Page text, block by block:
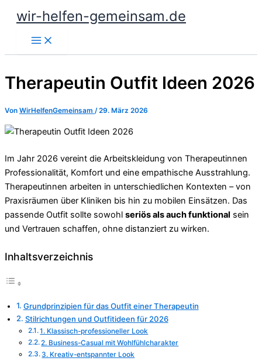
Zum
Inhalt
springen
wir-helfen-gemeinsam.de
Therapeutin Outfit Ideen 2026
Von WirHelfenGemeinsam /29. März 2026
Im Jahr 2026 vereint die Arbeitskleidung von Therapeutinnen
Professionalität, Komfort und eine empathische Ausstrahlung.
Therapeutinnen arbeiten in unterschiedlichen Kontexten – von
Praxisräumen über Kliniken bis hin zu mobilen Einsätzen. Das
passende Outfit sollte sowohl seriös als auch funktional sein
und Vertrauen schaffen, ohne distanziert zu wirken.
Inhaltsverzeichnis
Grundprinzipien für das Outfit einer Therapeutin
Stilrichtungen und Outfitideen für 2026
1. Klassisch-professioneller Look
2. Business-Casual mit Wohlfühlcharakter
3. Kreativ-entspannter Look